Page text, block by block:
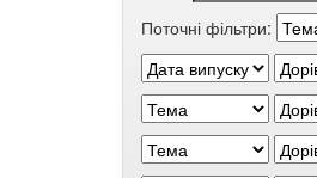
Поточні фільтри: